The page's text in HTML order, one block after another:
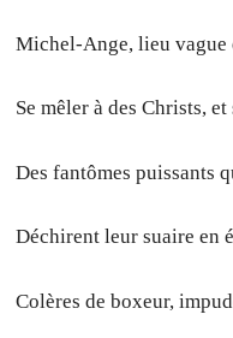
Michel-Ange, lieu vague
Se mêler à des Christs,
Des fantômes puissants
Déchirent leur suaire en
Colères de boxeur,